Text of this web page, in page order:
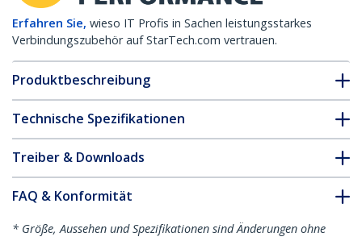
Erfahren Sie, wieso IT Profis in Sachen leistungsstarkes
Verbindungszubehör auf StarTech.com vertrauen.
Produktbeschreibung
Technische Spezifikationen
Treiber & Downloads
FAQ & Konformität
* Größe, Aussehen und Spezifikationen sind Änderungen ohne